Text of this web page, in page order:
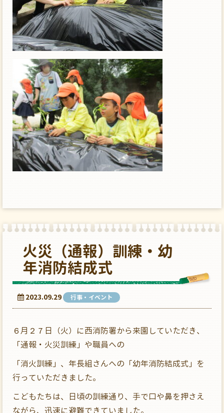
火災（通報）訓練・幼
年消防結成式
2023.09.29 行事・イベント
６月２７日（火）に西消防署から来園していただき、
「通報・火災訓練」や職員への
「消火訓練」、年長組さんへの「幼年消防結成式」を
行っていただきました。
こどもたちは、日頃の訓練通り、手で口や鼻を押さえ
ながら、迅速に避難できていました。